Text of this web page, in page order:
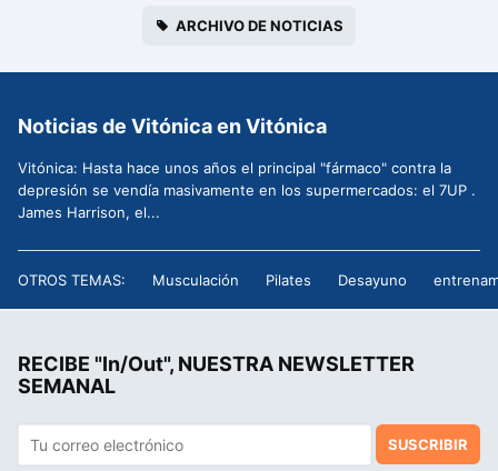
ARCHIVO DE NOTICIAS
Noticias de Vitónica en Vitónica
Vitónica: Hasta hace unos años el principal "fármaco" contra la
depresión se vendía masivamente en los supermercados: el 7UP .
James Harrison, el...
OTROS TEMAS: Musculación Pilates Desayuno
RECIBE "In/Out", NUESTRA NEWSLETTER
SEMANAL
SUSCRIBIR